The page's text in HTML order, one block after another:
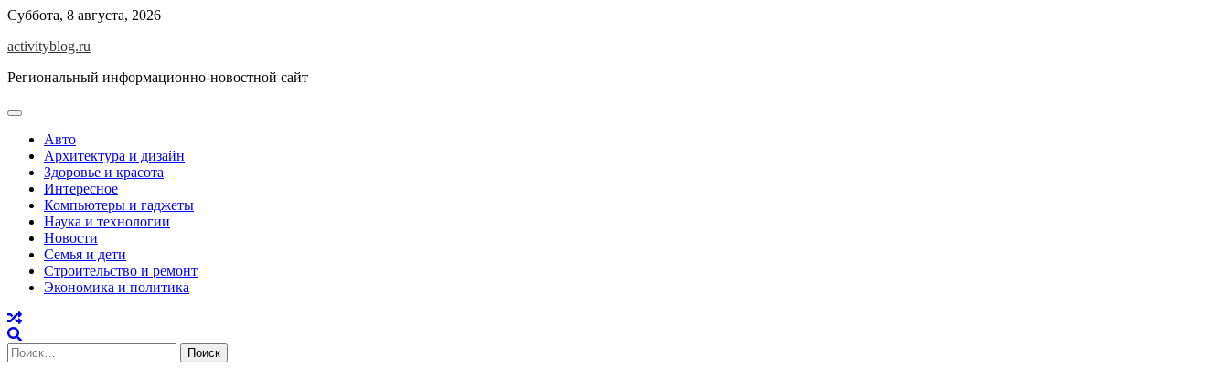
Skip
content
Суббота, 8 августа, 2026
activityblog.ru
Региональный информационно-новостной сайт
Авто
Архитектура и дизайн
Здоровье и красота
Интересное
Компьютеры и гаджеты
Наука и технологии
Новости
Семья и дети
Строительство и ремонт
Экономика и политика
Найти: